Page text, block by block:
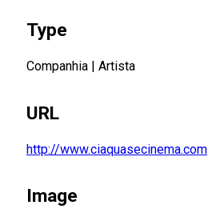
Type
Companhia Artista
URL
http://www.ciaquasecinema.com
Image